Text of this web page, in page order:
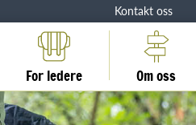
Kontakt oss
For ledere Om oss